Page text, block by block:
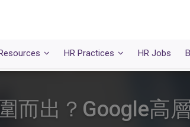
HR Practices HR Jobs
而出？Google高